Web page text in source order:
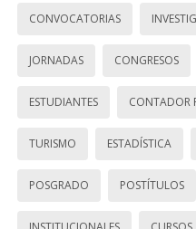
CONVOCATORIAS
JORNADAS CONGRESOS
ESTUDIANTES CONTADOR
TURISMO ESTADÍSTICA
POSGRADO POSTÍTULOS